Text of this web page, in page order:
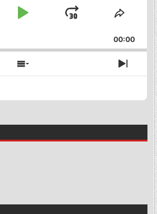
Play
Jump
Forward
Share
00:00
Show
Episodes
Next